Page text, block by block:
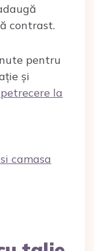
contrast.
pentru
și
la